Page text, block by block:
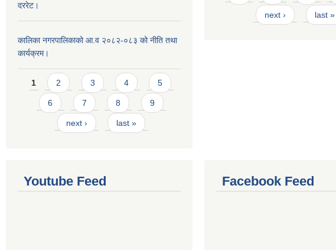
दररेट।
कालिका नगरपालिकाको आ.व २०८२-०८३ को नीति तथा
कार्यक्रम।
Pages
1 2 3 4 5
6 7 8 9
next › last »
next › last »
Youtube Feed Facebook Feed